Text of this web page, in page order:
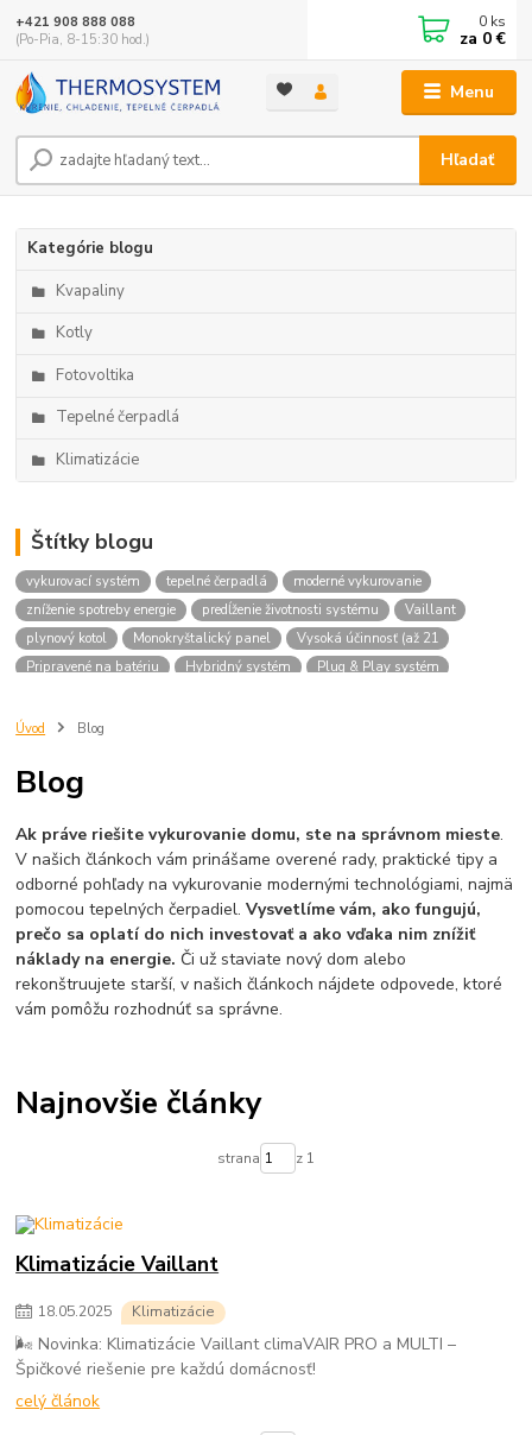
Menu
Hľadať
+421 908 888 088
(Po-Pia, 8-15:30 hod.)
0 ks
za 0 €
Kategórie blogu
Kvapaliny
Kotly
Fotovoltika
Tepelné čerpadlá
Klimatizácie
Štítky blogu
vykurovací systém tepelné čerpadlá
moderné vykurovanie
zníženie spotreby energie
predĺženie životnosti systému
Vaillant
plynový kotol
Monokryštalický panel
Vysoká účinnosť (až 21
Pripravené na batériu
Hybridný systém
Plug & Play systém
odvápnenie kotla
tepelné čerpadlo vzduch-vzduch
tepelná pohoda
novinka Vaillant
Zníženie spotreby energie
Životnosť tepelného čerpadla
Úvod Blog
Blog
Ak práve riešite vykurovanie domu, ste na správnom mieste.
V našich článkoch vám prinášame overené rady, praktické tipy a
odborné pohľady na vykurovanie modernými technológiami, najmä
pomocou tepelných čerpadiel.Vysvetlíme vám, ako fungujú,
prečo sa oplatí do nich investovať a ako vďaka nim znížiť
náklady na energie. Či už staviate nový dom alebo
rekonštruujete starší, v našich článkoch nájdete odpovede, ktoré
vám pomôžu rozhodnúť sa správne.
Najnovšie články
strana z 1
Klimatizácie Vaillant
18.05.2025 Klimatizácie
🌬️ Novinka: Klimatizácie Vaillant climaVAIR PRO a MULTI –
Špičkové riešenie pre každú domácnosť!
celý článok